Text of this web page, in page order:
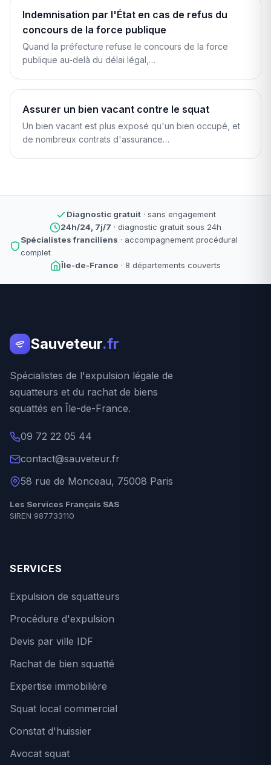
Indemnisation par l'État en cas de refus du
concours de la force publique
Quand la préfecture refuse le concours de la force
publique au-delà du délai légal,…
Assurer un bien vacant contre le squat
Un bien vacant est plus exposé qu'un bien occupé, et
de nombreux contrats d'assurance…
Diagnostic gratuit· sans engagement
24h/24, 7j/7 · diagnostic gratuit sous 24h
Spécialistes franciliens · accompagnement procédural
complet
Île-de-France · 8 départements couverts
Sauveteur.fr
Spécialistes de l'expulsion légale de
squatteurs et du rachat de biens
squattés en Île-de-France.
09 72 22 05 44
contact@sauveteur.fr
58 rue de Monceau, 75008 Paris
Les Services Français SAS
SIREN 987733110
SERVICES
Expulsion de squatteurs
Procédure d'expulsion
Devis par ville IDF
Rachat de bien squatté
Expertise immobilière
Squat local commercial
Constat d'huissier
Avocat squat